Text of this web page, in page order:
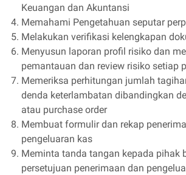
Keuangan dan Akuntansi
Memahami Pengetahuan seputar
Melakukan verifikasi kelengkapan
Menyusun laporan profil risiko dan
pemantauan dan review risiko setiap
Memeriksa perhitungan jumlah
denda keterlambatan dibandingkan
atau purchase order
Membuat formulir dan rekap
pengeluaran kas
Meminta tanda tangan kepada pihak
persetujuan penerimaan dan